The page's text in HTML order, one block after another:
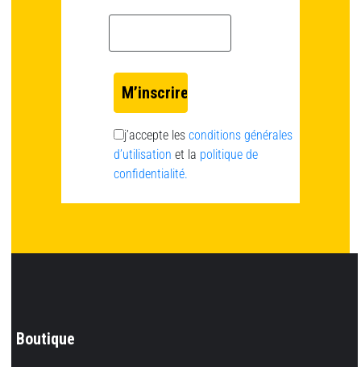
j’accepte les conditions générales
d’utilisation et la politique de
confidentialité.
Boutique